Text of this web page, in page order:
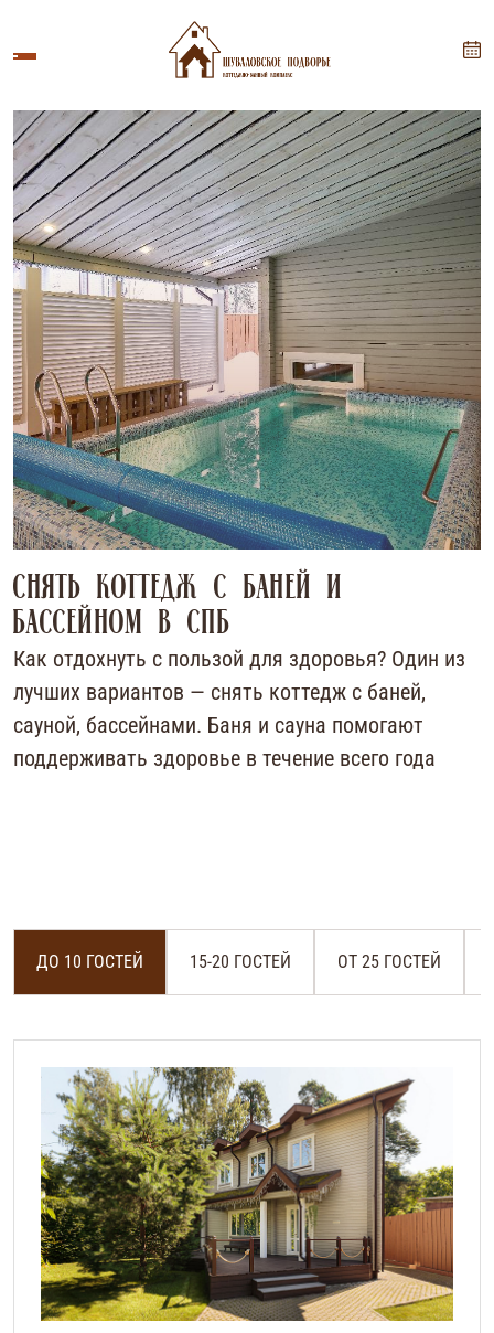
Снять коттедж с баней и
бассейном в СПб
Как отдохнуть с пользой для здоровья? Один из
лучших вариантов — снять коттедж с баней,
сауной, бассейнами. Баня и сауна помогают
поддерживать здоровье в течение всего года
ДО 10 ГОСТЕЙ 15-20 ГОСТЕЙ ОТ 25 ГОСТЕЙ
ПОДПИСАТЬСЯ
Укажите ваше имя
Укажите Ваш Email